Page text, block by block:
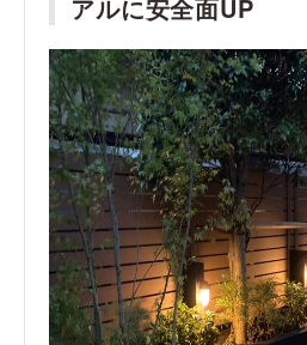
アルに安全面UP